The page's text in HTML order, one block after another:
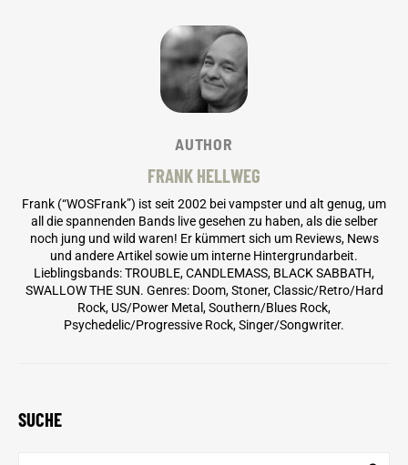
AUTHOR
FRANK HELLWEG
Frank (“WOSFrank”) ist seit 2002 bei vampster und alt genug, um
all die spannenden Bands live gesehen zu haben, als die selber
noch jung und wild waren! Er kümmert sich um Reviews, News
und andere Artikel sowie um interne Hintergrundarbeit.
Lieblingsbands: TROUBLE, CANDLEMASS, BLACK SABBATH,
SWALLOW THE SUN. Genres: Doom, Stoner, Classic/Retro/Hard
Rock, US/Power Metal, Southern/Blues Rock,
Psychedelic/Progressive Rock, Singer/Songwriter.
SUCHE